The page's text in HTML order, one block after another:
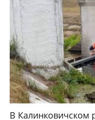
В Калинковичском